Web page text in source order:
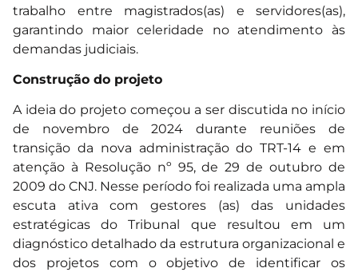
trabalho entre magistrados(as) e servidores(as),
garantindo maior celeridade no atendimento às
demandas judiciais.
Construção do projeto
A ideia do projeto começou a ser discutida no início
de novembro de 2024 durante reuniões de
transição da nova administração do TRT-14 e em
atenção à Resolução nº 95, de 29 de outubro de
2009 do CNJ. Nesse período foi realizada uma ampla
escuta ativa com gestores (as) das unidades
estratégicas do Tribunal que resultou em um
diagnóstico detalhado da estrutura organizacional e
dos projetos com o objetivo de identificar os